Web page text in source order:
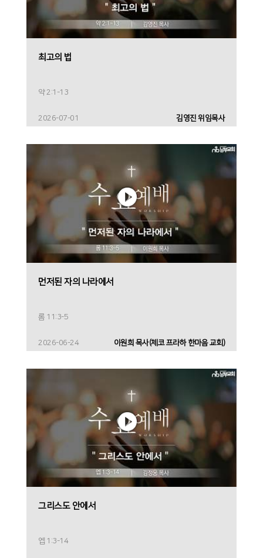
최고의 법
약 2:1-13
2026-07-01 김영진 위임목사
먼저된 자의 나라에서
롬 11:3-5
2026-06-24 이원희 목사(체코 프라하 한마음 교회)
그리스도 안에서
엡 1:3-14